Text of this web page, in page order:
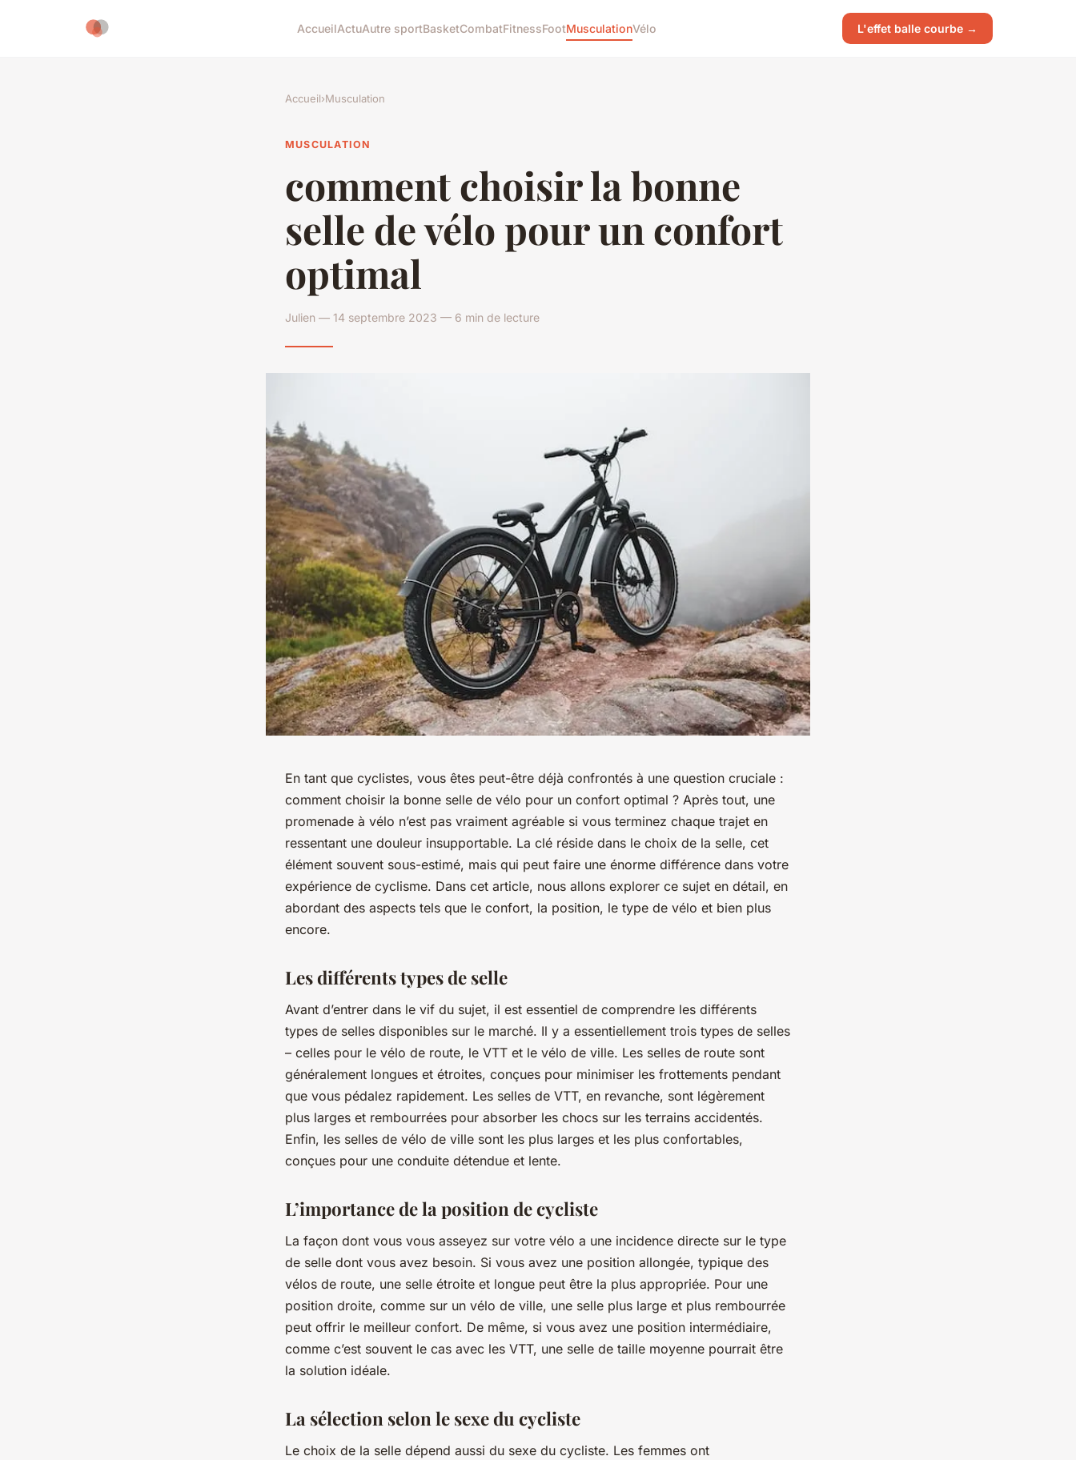
AccueilActuAutre sportBasketCombatFitnessFootMusculationVélo L'effet balle courbe →
Accueil›Musculation
MUSCULATION
comment choisir la bonne
selle de vélo pour un confort
optimal
Julien — 14 septembre 2023 — 6 min de lecture
En tant que cyclistes, vous êtes peut-être déjà confrontés à une question cruciale :
comment choisir la bonne selle de vélo pour un confort optimal ? Après tout, une
promenade à vélo n’est pas vraiment agréable si vous terminez chaque trajet en
ressentant une douleur insupportable. La clé réside dans le choix de la selle, cet
élément souvent sous-estimé, mais qui peut faire une énorme différence dans votre
expérience de cyclisme. Dans cet article, nous allons explorer ce sujet en détail, en
abordant des aspects tels que le confort, la position, le type de vélo et bien plus
encore.
Les différents types de selle
Avant d’entrer dans le vif du sujet, il est essentiel de comprendre les différents
types de selles disponibles sur le marché. Il y a essentiellement trois types de selles
– celles pour le vélo de route, le VTT et le vélo de ville. Les selles de route sont
généralement longues et étroites, conçues pour minimiser les frottements pendant
que vous pédalez rapidement. Les selles de VTT, en revanche, sont légèrement
plus larges et rembourrées pour absorber les chocs sur les terrains accidentés.
Enfin, les selles de vélo de ville sont les plus larges et les plus confortables,
conçues pour une conduite détendue et lente.
L’importance de la position de cycliste
La façon dont vous vous asseyez sur votre vélo a une incidence directe sur le type
de selle dont vous avez besoin. Si vous avez une position allongée, typique des
vélos de route, une selle étroite et longue peut être la plus appropriée. Pour une
position droite, comme sur un vélo de ville, une selle plus large et plus rembourrée
peut offrir le meilleur confort. De même, si vous avez une position intermédiaire,
comme c’est souvent le cas avec les VTT, une selle de taille moyenne pourrait être
la solution idéale.
La sélection selon le sexe du cycliste
Le choix de la selle dépend aussi du sexe du cycliste. Les femmes ont